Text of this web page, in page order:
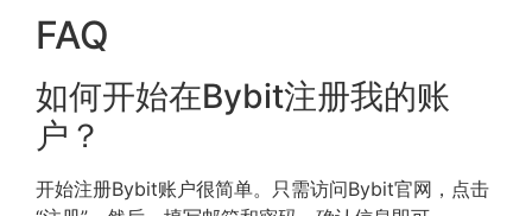
FAQ
如何开始在Bybit注册我的账
户？
开始注册Bybit账户很简单。只需访问Bybit官网，点击